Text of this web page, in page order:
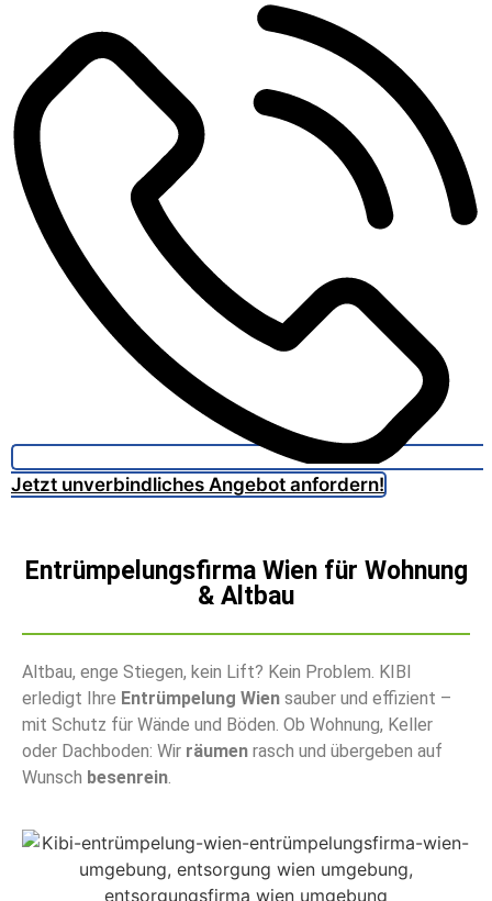
Jetzt unverbindliches Angebot anfordern!
Entrümpelungsfirma Wien für Wohnung
& Altbau
Altbau, enge Stiegen, kein Lift? Kein Problem. KIBI
erledigt Ihre Entrümpelung Wien sauber und effizient –
mit Schutz für Wände und Böden. Ob Wohnung, Keller
oder Dachboden: Wir räumen rasch und übergeben auf
Wunsch besenrein.